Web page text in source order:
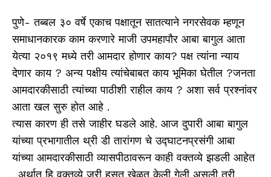
पुणे- तब्बल ३० वर्षे एकाच पक्षातून सातत्याने नगरसेवक म्हणून
समाधानकारक काम करणारे माजी उपमहापौर आबा बागुल आता
येत्या २०१९ मध्ये तरी आमदार होणार काय? पक्ष त्यांना न्याय
देणार काय ? अन्य पक्षीय त्यांचेबाबत काय भूमिका घेतील ?जनता
आमदारकीसाठी त्यांच्या पाठीशी राहील काय ? अशा सर्व प्रश्नांवर
आता खल सुरु होत आहे .
त्यास कारण ही तसे जाहीर घडले आहे. आज दुपारी आबा बागुल
यांच्या प्रभागातील थ्री डी तारांगण चे उद्घाटनप्रसंगी आबा
यांच्या आमदारकीसाठी व्यासपीठावरून काही वक्तव्ये झडली आहेत
. अर्थात हि वक्तव्ये जरी हसत खेळत केली गेली असली तरी